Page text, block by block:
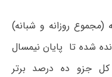
(مجموع روزانه و شبانه)
شده تا پایان نیمسال
جزو ده درصد برتر